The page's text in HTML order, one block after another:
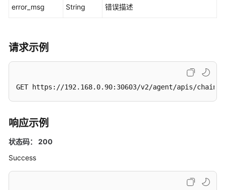
间
口
链
码
调
链
error_msg String 错误描述
请求示例
GET https://192.168.0.90:30603/v2/agent/apis/
响应示例
状态码： 200
Success